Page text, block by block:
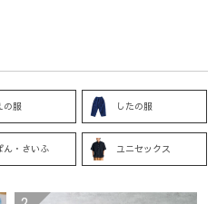
の服 したの服
ん・さいふ ユニセックス